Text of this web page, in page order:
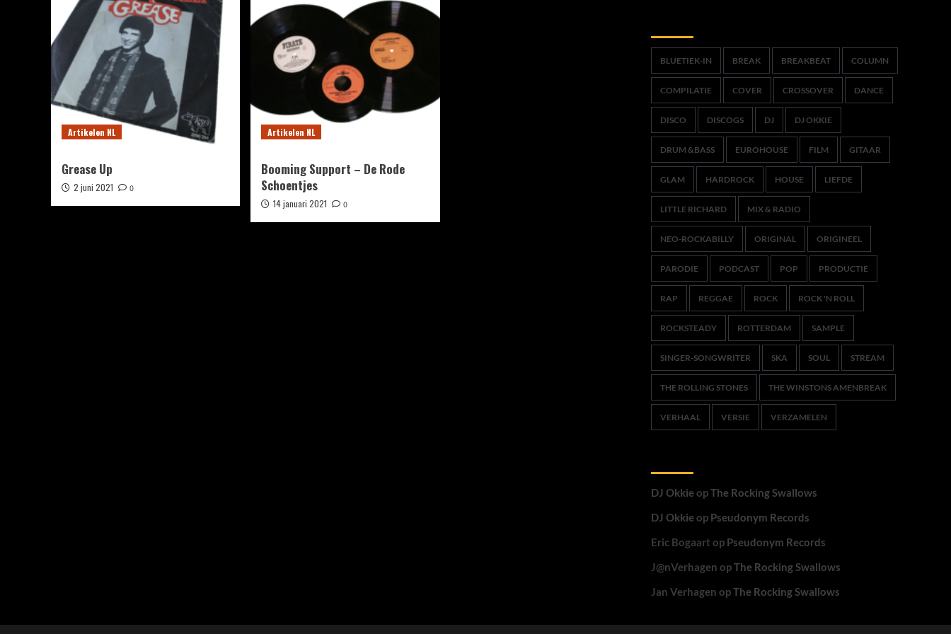
Artikelen NL
Grease Up
2 juni 2021 0
Artikelen NL
Booming Support – De Rode
Schoentjes
14 januari 2021 0
BLUETIEK-IN BREAK BREAKBEAT COLUMN
COMPILATIE COVER CROSSOVER DANCE
DISCO DISCOGS DJ DJ OKKIE
DRUM &BASS EUROHOUSE FILM GITAAR
GLAM HARDROCK HOUSE LIEFDE
LITTLE RICHARD MIX & RADIO
NEO-ROCKABILLY ORIGINAL ORIGINEEL
PARODIE PODCAST POP PRODUCTIE
RAP REGGAE ROCK ROCK 'N ROLL
ROCKSTEADY ROTTERDAM SAMPLE
SINGER-SONGWRITER SKA SOUL STREAM
THE ROLLING STONES THE WINSTONS AMENBREAK
VERHAAL VERSIE VERZAMELEN
DJ OkkieopThe Rocking Swallows
DJ Okkieop Pseudonym Records
Eric Bogaart op Pseudonym Records
J@nVerhagen opThe Rocking Swallows
Jan Verhagen opThe Rocking Swallows